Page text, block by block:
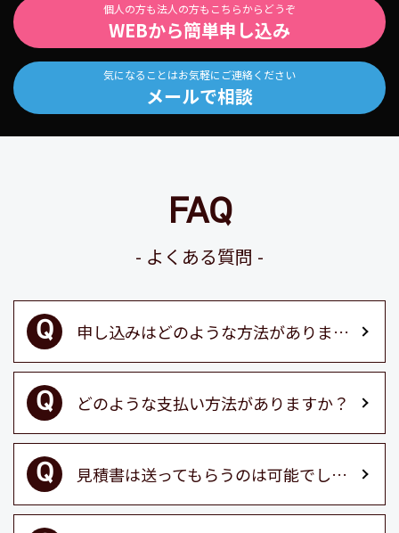
個人の方も法人の方もこちらからどうぞ
WEBから簡単申し込み
気になることはお気軽にご連絡ください
メールで相談
FAQ
よくある質問
申し込みはどのような方法がありますか？
どのような支払い方法がありますか？
見積書は送ってもらうのは可能でしょうか？